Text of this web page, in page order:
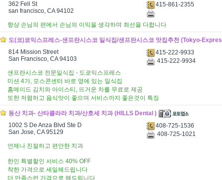
362 Fell St
san francisco, CA 94102
415-861-2355
항상 손님의 편에서 손님의 이익을 생각하며 최선을 다합니다
도(코)쿄익스프레스-샌프란시스코 일식집/샌프란시스코 맛집추천 (Tokyo-
814 Mission Street
San Francisco, CA 94103
415-222-9933
415-222-9934
샌프란시스코 전문일식집 - 도쿄익스프레스
미션 4가, 모스콘센터 바로 옆에 있는 일식집
홈메이드 김치와 아이스티, 뜨거운 차를 무료로 제공
또한 저렴하고 음식맛이 좋으며 서비스까지 좋은것이 특징
동산 치과- 산타클라라 치과/산호세 치과 (HILLS Dental )
1002 S De Anza Blvd Ste D
San Jose, CA 95129
408-725-1536
408-725-1021
언제나 친절하고 편안한 치과
한인 특별할인 서비스 40% OFF
착한 가격으로 세일해드립니다
더 만족스런 가격으로 해드립니다